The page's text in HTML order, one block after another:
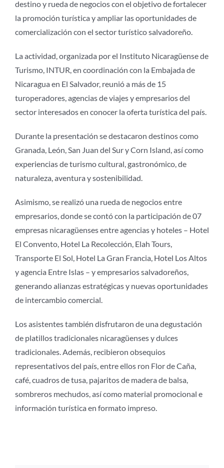
destino y rueda de negocios con el objetivo de fortalecer
la promoción turística y ampliar las oportunidades de
comercialización con el sector turístico salvadoreño.
La actividad, organizada por el Instituto Nicaragüense de
Turismo, INTUR, en coordinación con la Embajada de
Nicaragua en El Salvador, reunió a más de 15
turoperadores, agencias de viajes y empresarios del
sector interesados en conocer la oferta turística del país.
Durante la presentación se destacaron destinos como
Granada, León, San Juan del Sur y Corn Island, así como
experiencias de turismo cultural, gastronómico, de
naturaleza, aventura y sostenibilidad.
Asimismo, se realizó una rueda de negocios entre
empresarios, donde se contó con la participación de 07
empresas nicaragüenses entre agencias y hoteles – Hotel
El Convento, Hotel La Recolección, Elah Tours,
Transporte El Sol, Hotel La Gran Francia, Hotel Los Altos
y agencia Entre Islas – y empresarios salvadoreños,
generando alianzas estratégicas y nuevas oportunidades
de intercambio comercial.
Los asistentes también disfrutaron de una degustación
de platillos tradicionales nicaragüenses y dulces
tradicionales. Además, recibieron obsequios
representativos del país, entre ellos ron Flor de Caña,
café, cuadros de tusa, pajaritos de madera de balsa,
sombreros mechudos, así como material promocional e
información turística en formato impreso.